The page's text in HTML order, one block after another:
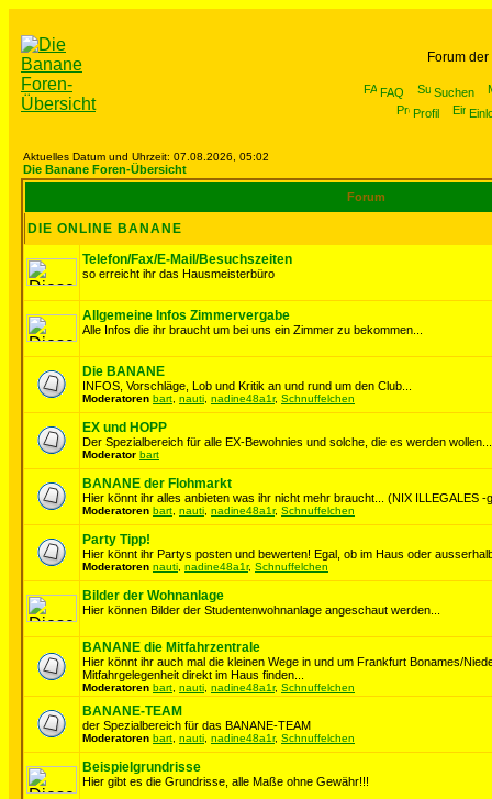
Forum
FAQ
Suchen
Profil
Aktuelles Datum und Uhrzeit: 07.08.2026, 05:02
Die Banane Foren-Übersicht
Forum
DIE ONLINE BANANE
Telefon/Fax/E-Mail/Besuchszeiten
so erreicht ihr das Hausmeisterbüro
Allgemeine Infos Zimmervergabe
Alle Infos die ihr braucht um bei uns ein Zimmer zu bekommen...
Die BANANE
INFOS, Vorschläge, Lob und Kritik an und rund um den Club...
Moderatoren bart nauti nadine48a1r, Schnuffelchen
EX und HOPP
Der Spezialbereich für alle EX-Bewohnies und solche, die es werden wollen...
Moderator bart
BANANE der Flohmarkt
Hier könnt ihr alles anbieten was ihr nicht mehr braucht... (NIX ILLEGALES -
Moderatoren bart nauti nadine48a1r, Schnuffelchen
Party Tipp!
Hier könnt ihr Partys posten und bewerten! Egal, ob im Haus oder
Moderatoren nauti nadine48a1r, Schnuffelchen
Bilder der Wohnanlage
Hier können Bilder der Studentenwohnanlage angeschaut werden...
BANANE die Mitfahrzentrale
Hier könnt ihr auch mal die kleinen Wege in und um Frankfurt Bonames/
Mitfahrgelegenheit direkt im Haus finden...
Moderatoren bart nauti nadine48a1r, Schnuffelchen
BANANE-TEAM
der Spezialbereich für das BANANE-TEAM
Moderatoren bart nauti nadine48a1r, Schnuffelchen
Beispielgrundrisse
Hier gibt es die Grundrisse, alle Maße ohne Gewähr!!!